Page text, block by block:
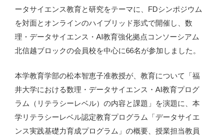
ータサイエンス教育と研究をテーマに、FDシンポジウム
を対面とオンラインのハイブリッド形式で開催し、数
理・データサイエンス・AI教育強化拠点コンソーシアム
北信越ブロックの会員校を中心に66名が参加しました。
本学教育学部の松本智恵子准教授が、教育について「福
井大学における数理・データサイエンス・AI教育プログ
ラム（リテラシーレベル）の内容と課題」を演題に、本
学リテラシーレベル認定教育プログラム「データサイエ
ンス実践基礎力育成プログラム」の概要、授業担当教員